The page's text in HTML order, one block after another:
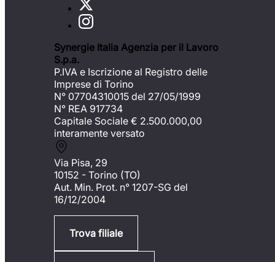
Synergie Italia Agenzia per il Lavoro
S.p.a.
P.IVA e Iscrizione al Registro delle
Imprese di Torino
N° 07704310015 del 27/05/1999
N° REA 917734
Capitale Sociale € 2.500.000,00
interamente versato
Via Pisa, 29
10152 - Torino (TO)
Aut. Min. Prot. n° 1207-SG del
16/12/2004
Trova filiale